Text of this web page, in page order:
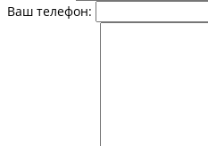
Ваш телефон: